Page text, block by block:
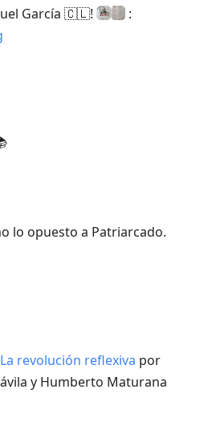
García 🇨🇱!
:
lo opuesto a Patriarcado.
La revolución reflexiva por
y Humberto Maturana